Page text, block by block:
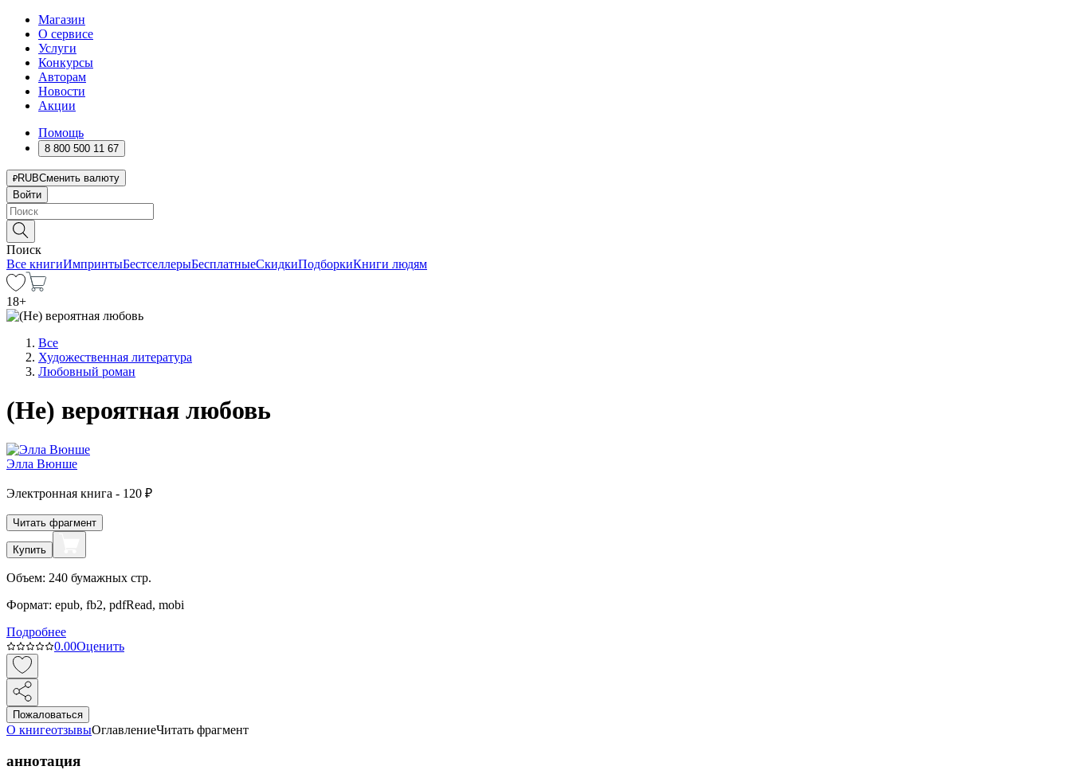
Магазин
О сервисе
Услуги
Конкурсы
Авторам
Новости
Акции
Помощь
8 800 500 11 67
RUBСменить валюту
Войти
Поиск
Все книгиИмпринтыБестселлерыБесплатныеСкидкиПодборкиКниги людям
18+
Все
Художественная литература
Любовный роман
(Не) вероятная любовь
Элла Вюнше
Электронная книга - 120 ₽
Читать фрагмент
Купить
Объем: 240 бумажных стр.
Формат: epub, fb2, pdfRead, mobi
Подробнее
0.00Оценить
Пожаловаться
О книгеотзывыОглавлениеЧитать фрагмент
аннотация